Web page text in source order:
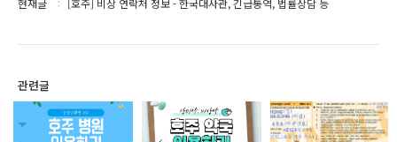
관련글